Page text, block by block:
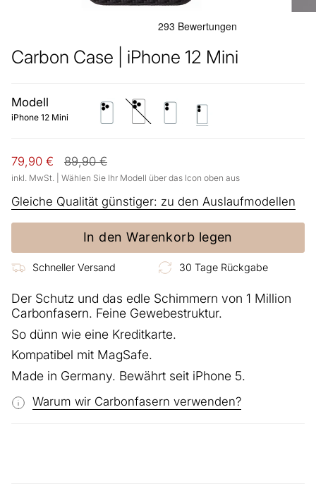
Carbon Case | iPhone 12 Mini
Modell
iPhone 12 Mini
iphone-iphone-
12-
iphone-iphone-
79,90 €
Regulärer
Preis
89,90 €
inkl. MwSt. | Wählen Sie Ihr Modell über das Icon oben aus
Gleiche Qualität günstiger: zu den Auslaufmodellen
In den Warenkorb legen
Schneller Versand 30 Tage Rückgabe
Der Schutz und das edle Schimmern von 1 Million
Carbonfasern. Feine Gewebestruktur.
So dünn wie eine Kreditkarte.
Kompatibel mit MagSafe.
Made in Germany. Bewährt seit iPhone 5.
Warum wir Carbonfasern verwenden?